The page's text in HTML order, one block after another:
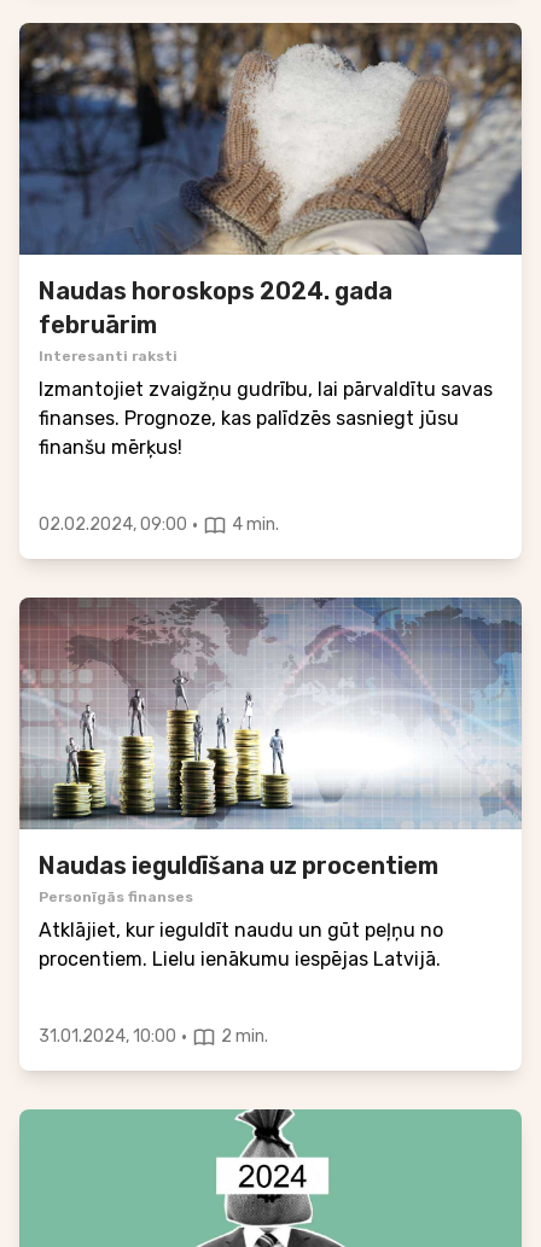
Naudas horoskops 2024. gada
februārim
Interesanti raksti
Izmantojiet zvaigžņu gudrību, lai pārvaldītu savas
finanses. Prognoze, kas palīdzēs sasniegt jūsu
finanšu mērķus!
02.02.2024, 09:00 · 4 min.
Naudas ieguldīšana uz procentiem
Personīgās finanses
Atklājiet, kur ieguldīt naudu un gūt peļņu no
procentiem. Lielu ienākumu iespējas Latvijā.
31.01.2024, 10:00 · 2 min.